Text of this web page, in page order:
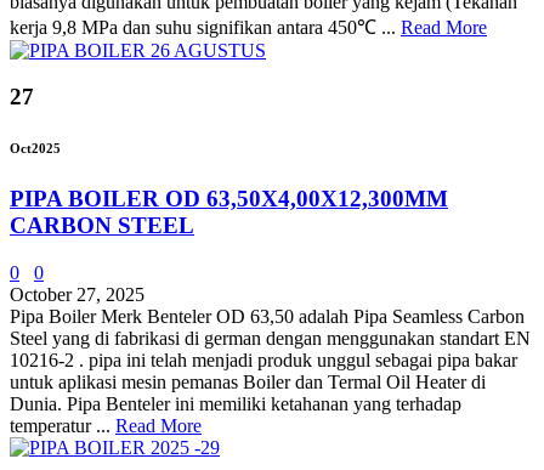
kerja 9,8 MPa dan suhu signifikan antara 450℃ ... Read More
27
Oct2025
PIPA BOILER OD 63,50X4,00X12,300MM
CARBON STEEL
0
0
October 27, 2025
Pipa Boiler Merk Benteler OD 63,50 adalah Pipa Seamless Carbon
Steel yang di fabrikasi di german dengan menggunakan standart EN
10216-2 . pipa ini telah menjadi produk unggul sebagai pipa bakar
untuk aplikasi mesin pemanas Boiler dan Termal Oil Heater di
Dunia. Pipa Benteler ini memiliki ketahanan yang terhadap
temperatur ... Read More